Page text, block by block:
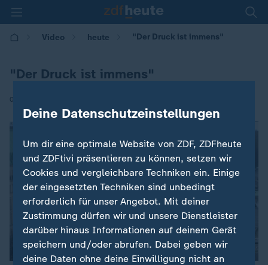
Video heute "Der Druck ist immens"
"Der Druck ist immens"
07.11.2024 | 12:00
Deine Datenschutzeinstellungen
Um dir eine optimale Website von ZDF, ZDFheute
und ZDFtivi präsentieren zu können, setzen wir
Cookies und vergleichbare Techniken ein. Einige
der eingesetzten Techniken sind unbedingt
erforderlich für unser Angebot. Mit deiner
Zustimmung dürfen wir und unsere Dienstleister
darüber hinaus Informationen auf deinem Gerät
speichern und/oder abrufen. Dabei geben wir
deine Daten ohne deine Einwilligung nicht an